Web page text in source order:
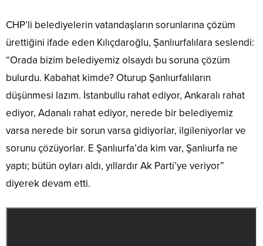
CHP’li belediyelerin vatandaşların sorunlarına çözüm
ürettiğini ifade eden Kılıçdaroğlu, Şanlıurfalılara seslendi:
“Orada bizim belediyemiz olsaydı bu soruna çözüm
bulurdu. Kabahat kimde? Oturup Şanlıurfalıların
düşünmesi lazım. İstanbullu rahat ediyor, Ankaralı rahat
ediyor, Adanalı rahat ediyor, nerede bir belediyemiz
varsa nerede bir sorun varsa gidiyorlar, ilgileniyorlar ve
sorunu çözüyorlar. E Şanlıurfa’da kim var, Şanlıurfa ne
yaptı; bütün oyları aldı, yıllardır Ak Parti’ye veriyor”
diyerek devam etti.